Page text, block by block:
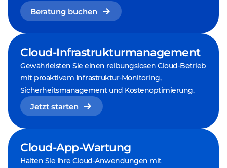
Beratung buchen
Cloud-Infrastrukturmanagement
Gewährleisten Sie einen reibungslosen Cloud-Betrieb
mit proaktivem Infrastruktur-Monitoring,
Sicherheitsmanagement und Kostenoptimierung.
Jetzt starten
Cloud-App-Wartung
Halten Sie Ihre Cloud-Anwendungen mit